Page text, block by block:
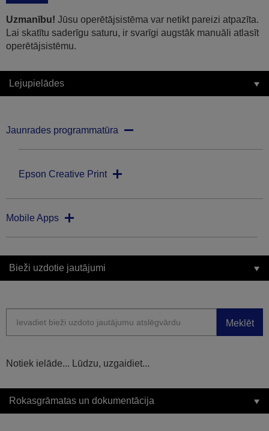
Uzmanību! Jūsu operētājsistēma var netikt pareizi atpazīta.
Lai skatītu saderīgu saturu, ir svarīgi augstāk manuāli atlasīt
operētājsistēmu.
Lejupielādes
Jaunrades programmatūra
Epson Creative Print
Mobile Apps
Bieži uzdotie jautājumi
Meklēt
Notiek ielāde... Lūdzu, uzgaidiet...
Rokasgrāmatas un dokumentācija